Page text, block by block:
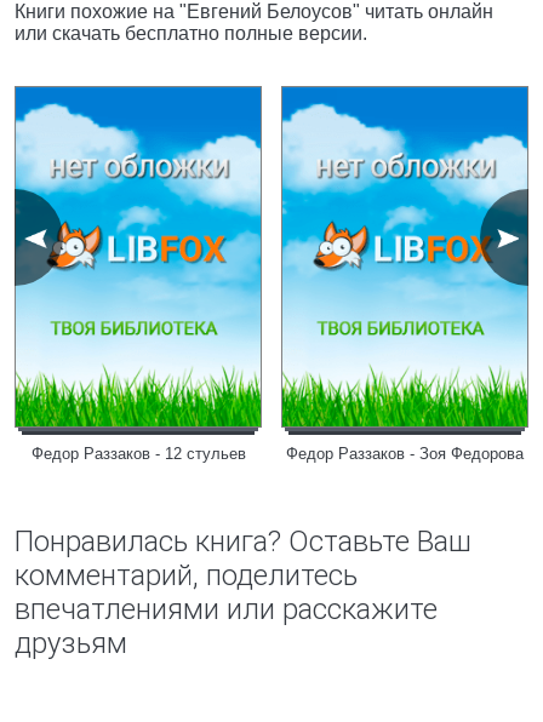
Книги похожие на "Евгений Белоусов" читать онлайн
или скачать бесплатно полные версии.
Федор Раззаков - 12 стульев Федор Раззаков - Зоя Федорова
Понравилась книга? Оставьте Ваш
комментарий, поделитесь
впечатлениями или расскажите
друзьям